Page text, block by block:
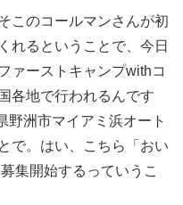
このコールマンさんが初
れるということで、今日
ァーストキャンプwithコ
各地で行われるんです
野洲市マイアミ浜オート
で。はい、こちら「おい
集開始するっていうこ